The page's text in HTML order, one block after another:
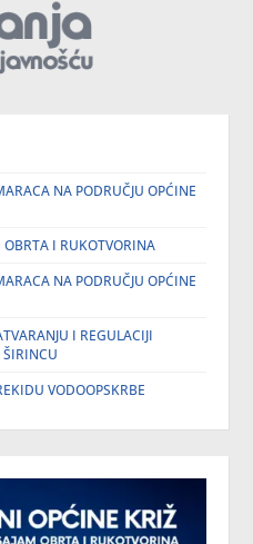
NA PODRUČJU OPĆINE
I RUKOTVORINA
NA PODRUČJU OPĆINE
I REGULACIJI
VODOOPSKRBE